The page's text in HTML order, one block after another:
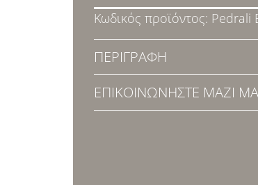
Κωδικός προϊόντος: Pedrali
ΠΕΡΙΓΡΑΦΗ
ΕΠΙΚΟΙΝΩΝΉΣΤΕ ΜΑΖΊ